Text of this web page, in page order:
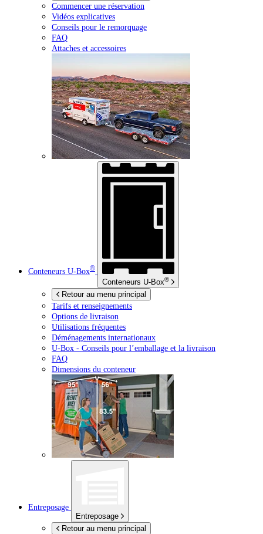
Commencer une réservation
Vidéos explicatives
Conseils pour le remorquage
FAQ
Attaches et accessoires
Conteneurs U-Box®
Conteneurs U-Box®
Retour au menu principal
Tarifs et renseignements
Options de livraison
Utilisations fréquentes
Déménagements internationaux
U-Box - Conseils pour l’emballage et la livraison
FAQ
Dimensions du conteneur
Entreposage
Entreposage
Retour au menu principal